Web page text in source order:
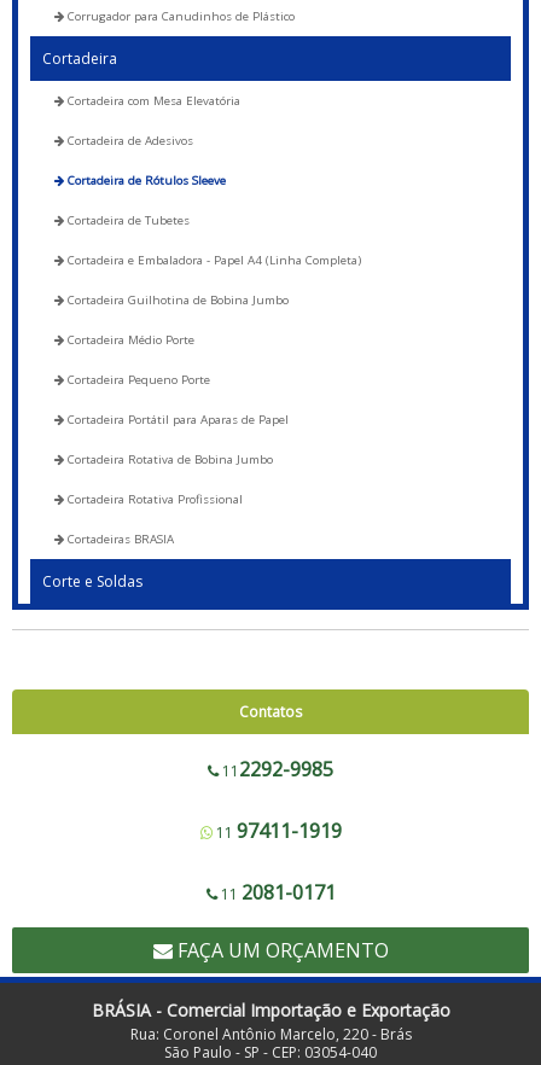
Corrugador para Canudinhos de Plástico
Cortadeira
Cortadeira com Mesa Elevatória
Cortadeira de Adesivos
Cortadeira de Rótulos Sleeve
Cortadeira de Tubetes
Cortadeira e Embaladora - Papel A4 (Linha Completa)
Cortadeira Guilhotina de Bobina Jumbo
Cortadeira Médio Porte
Cortadeira Pequeno Porte
Cortadeira Portátil para Aparas de Papel
Cortadeira Rotativa de Bobina Jumbo
Cortadeira Rotativa Profissional
Cortadeiras BRASIA
Corte e Soldas
Corte e Solda 1000 para Envelope de Segurança, Sacos de Correios e Sacos
Corte e Solda Fundo - 600 a 1200
Corte e Solda Fundo e Lateral 900
Corte e Solda Lateral 1000
Corte e Solda Lateral 500
Corte e Solda para Redinha de Frutas
Contatos
11 2292-9985
11 97411-1919
11 2081-0171
FAÇA UM ORÇAMENTO
BRÁSIA - Comercial Importação e Exportação
Rua: Coronel Antônio Marcelo, 220 - Brás
São Paulo - SP - CEP: 03054-040